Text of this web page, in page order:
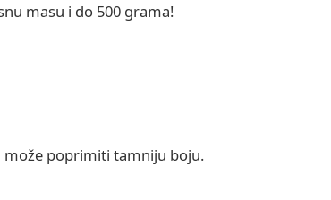
masu i do 500 grama!
može poprimiti tamniju boju.